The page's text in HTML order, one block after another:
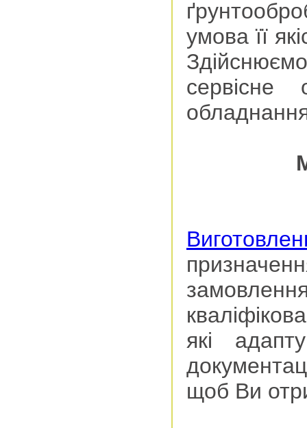
умова її
сервісне
які
щоб Ви